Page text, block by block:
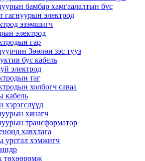
бамбар хамгаалалтын бүс
гагнуурын электрод
эзэмшигч
электрод
гар
Зөөлөн зэс тууз
бус кабель
электрод
таг
холбогч саваа
кабель
хэрэгслүүд
хянагч
трансформатор
хавхлага
урсгал хэмжигч
төхөөрөмж